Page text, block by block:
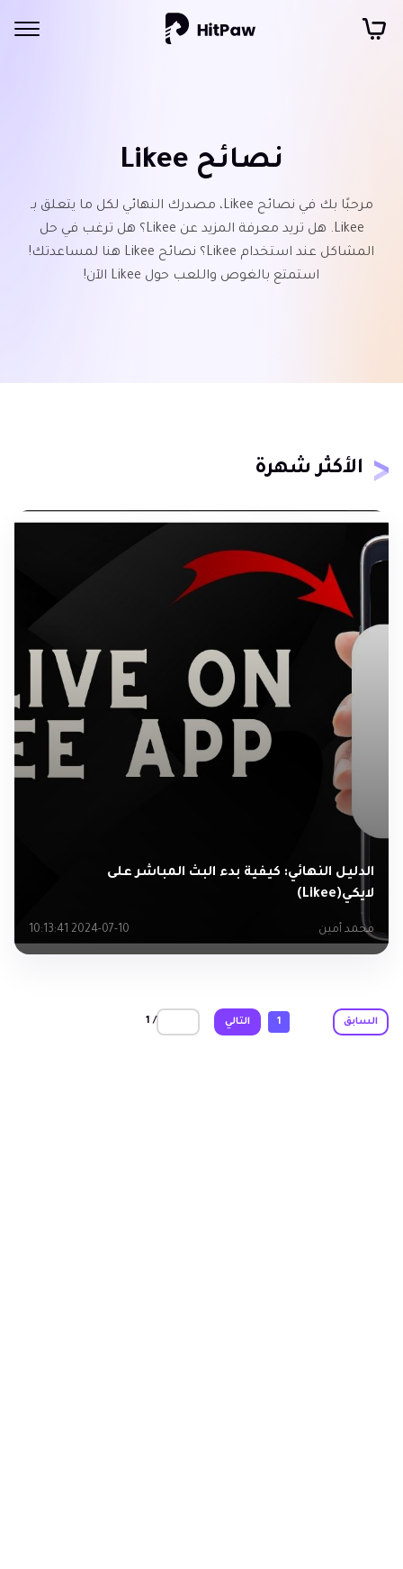
نصائح Likee
مرحبًا بك في نصائح Likee، مصدرك النهائي لكل ما يتعلق بـ
Likee. هل تريد معرفة المزيد عن Likee؟ هل ترغب في حل
المشاكل عند استخدام Likee؟ نصائح Likee هنا لمساعدتك!
استمتع بالغوص واللعب حول Likee الآن!
الأكثر شهرة
الدليل النهائي: كيفية بدء البث المباشر على
لايكي(Likee)
محمد أمين 2024-07-10 10:13:41
السابق 1 التالي / 1